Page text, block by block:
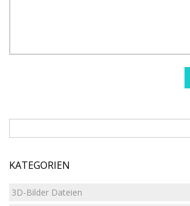
KATEGORIEN
3D-Bilder Dateien